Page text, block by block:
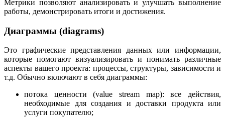
Метрики позволяют анализировать и улучшать выполнение
работы, демонстрировать итоги и достижения.
Диаграммы (diagrams)
Это графические представления данных или информации,
которые помогают визуализировать и понимать различные
аспекты вашего проекта: процессы, структуры, зависимости и
т.д. Обычно включают в себя диаграммы:
потока ценности (value stream map): все действия,
необходимые для создания и доставки продукта или
услуги покупателю;